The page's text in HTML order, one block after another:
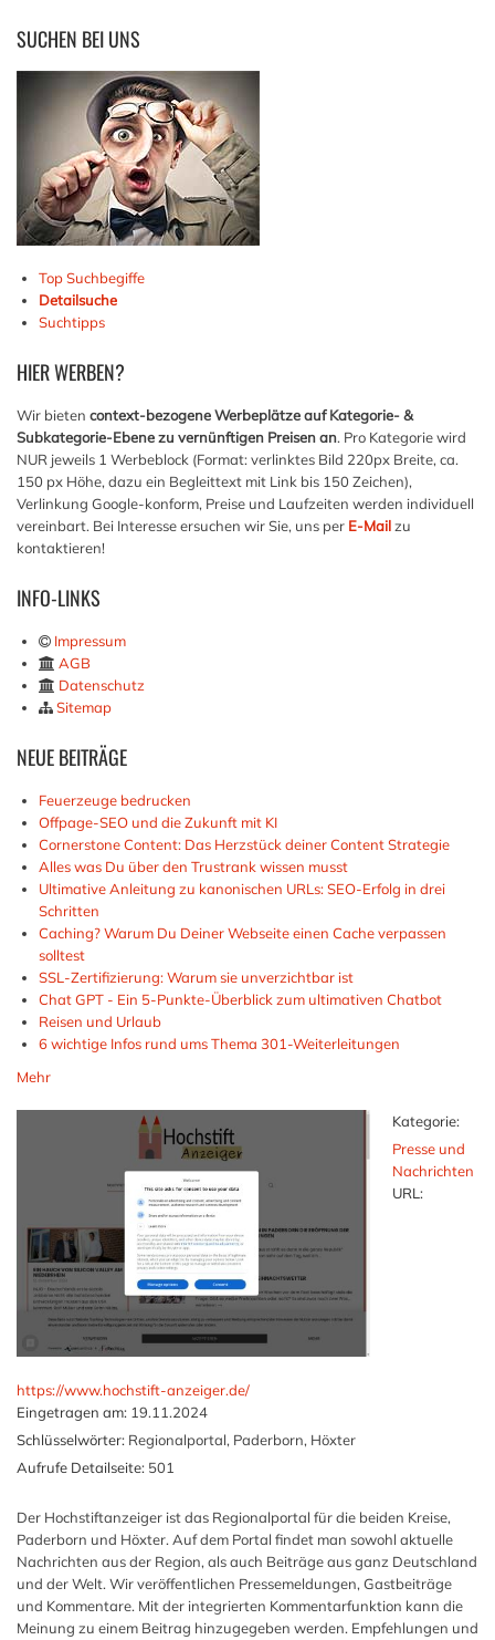
SUCHEN BEI UNS
Top Suchbegiffe
Detailsuche
Suchtipps
HIERWERBEN?
Wir bieten context-bezogene Werbeplätze auf Kategorie- &
Subkategorie-Ebene zu vernünftigen Preisen an. Pro Kategorie wird
NUR jeweils 1 Werbeblock (Format: verlinktes Bild 220px Breite, ca.
150 px Höhe, dazu ein Begleittext mit Link bis 150 Zeichen),
Verlinkung Google-konform, Preise und Laufzeiten werden individuell
vereinbart. Bei Interesse ersuchen wir Sie, uns per E-Mailzu
kontaktieren!
INFO-LINKS
Impressum
AGB
Datenschutz
Sitemap
NEUEBEITRÄGE
Feuerzeuge bedrucken
Offpage-SEO und die Zukunft mit KI
Cornerstone Content: Das Herzstück deiner Content Strategie
Alles was Du über den Trustrank wissen musst
Ultimative Anleitung zu kanonischen URLs: SEO-Erfolg in drei
Schritten
Caching? Warum Du Deiner Webseite einen Cache verpassen
solltest
SSL-Zertifizierung: Warum sie unverzichtbar ist
Chat GPT - Ein 5-Punkte-Überblick zum ultimativen Chatbot
Reisen und Urlaub
6 wichtige Infos rund ums Thema 301-Weiterleitungen
Mehr
Kategorie:
Presse und
Nachrichten
URL:
https://www.hochstift-anzeiger.de/
Eingetragen am: 19.11.2024
Schlüsselwörter: Regionalportal, Paderborn, Höxter
Aufrufe Detailseite: 501
Der Hochstiftanzeiger ist das Regionalportal für die beiden Kreise,
Paderborn und Höxter. Auf dem Portal findet man sowohl aktuelle
Nachrichten aus der Region, als auch Beiträge aus ganz Deutschland
und der Welt. Wir veröffentlichen Pressemeldungen, Gastbeiträge
und Kommentare. Mit der integrierten Kommentarfunktion kann die
Meinung zu einem Beitrag hinzugegeben werden. Empfehlungen und